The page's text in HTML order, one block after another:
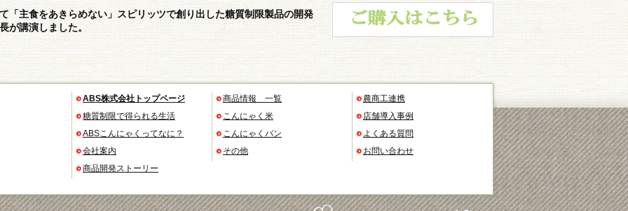
「主食をあきらめない」スピリッツで創り出した糖質制限製品の開発
が講演しました。
ABS株式会社トップページ
糖質制限で得られる生活
ABSこんにゃくってなに？
会社案内
商品開発ストーリー
商品情報 一覧
こんにゃく米
こんにゃくパン
その他
農商工連携
店舗導入事例
よくある質問
お問い合わせ